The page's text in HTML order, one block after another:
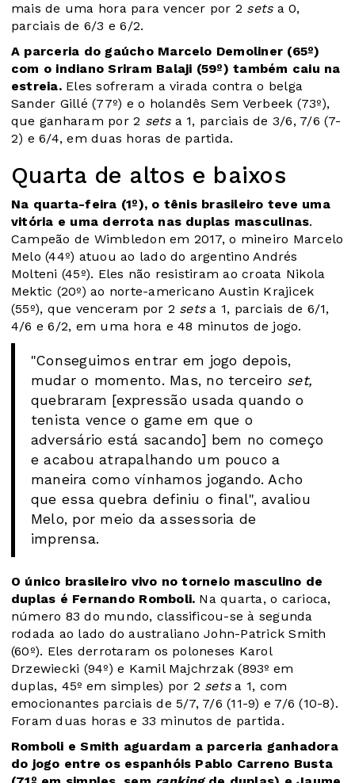
mais de uma hora para vencer por 2 setsa 0,
parciais de 6/3 e 6/2.
A parceria do gaúcho Marcelo Demoliner (65º)
com o indiano Sriram Balaji (59º) também caiu na
estreia.Eles sofreram a virada contra o belga
Sander Gillé (77º) e o holandês Sem Verbeek (73º),
que ganharam por 2 setsa 1, parciais de 3/6, 7/6 (7-
2) e 6/4, em duas horas de partida.
Quarta de altos e baixos
Na quarta-feira (1º), o tênis brasileiro teve uma
vitória e uma derrota nas duplas masculinas.
Campeão de Wimbledon em 2017, o mineiro Marcelo
Melo (44º) atuou ao lado do argentino Andrés
Molteni (45º). Eles não resistiram ao croata Nikola
Mektic (20º) ao norte-americano Austin Krajicek
(55º), que venceram por 2 setsa 1, parciais de 6/1,
4/6 e 6/2, em uma hora e 48 minutos de jogo.
"Conseguimos entrar em jogo depois,
mudar o momento. Mas, no terceiro set,
quebraram [expressão usada quando o
tenista vence o game em que o
adversário está sacando] bem no começo
e acabou atrapalhando um pouco a
maneira como vínhamos jogando. Acho
que essa quebra definiu o final", avaliou
Melo, por meio da assessoria de
imprensa.
O único brasileiro vivo no torneio masculino de
duplas é Fernando Romboli. Na quarta, o carioca,
número 83 do mundo, classificou-se à segunda
rodada ao lado do australiano John-Patrick Smith
(60º). Eles derrotaram os poloneses Karol
Drzewiecki (94º) e Kamil Majchrzak (893º em
duplas, 45º em simples) por 2 setsa 1, com
emocionantes parciais de 5/7, 7/6 (11-9) e 7/6 (10-8).
Foram duas horas e 33 minutos de partida.
Romboli e Smith aguardam a parceria ganhadora
do jogo entre os espanhóis Pablo Carreno Busta